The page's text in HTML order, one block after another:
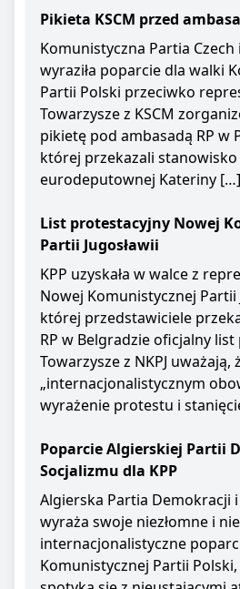
Pikieta KSCM przed
Komunistyczna Partia Czech
wyraziła poparcie dla walki
Partii Polski przeciwko
Towarzysze z KSCM
pikietę pod ambasadą RP w
której przekazali
eurodeputownej Kateriny […]
List protestacyjny Nowej
Partii Jugosławii
KPP uzyskała w walce z
Nowej Komunistycznej Partii
której przedstawiciele
RP w Belgradzie oficjalny
Towarzysze z NKPJ uważają,
„internacjonalistycznym
wyrażenie protestu i
Poparcie Algierskiej Partii
Socjalizmu dla KPP
Algierska Partia Demokracji i
wyraża swoje niezłomne i
internacjonalistyczne
Komunistycznej Partii